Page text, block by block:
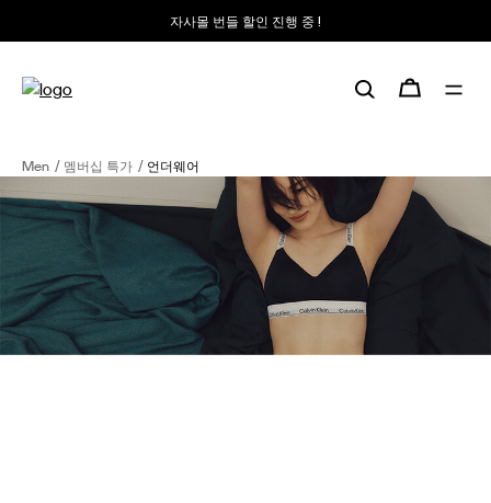
자사몰 번들 할인 진행 중 !
Men 멤버십 특가 언더웨어